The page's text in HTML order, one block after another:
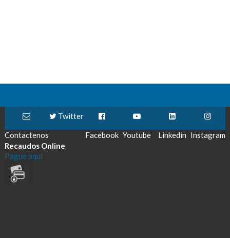
Contactenos
Twitter
Facebook Youtube Linkedin Instagram
Recaudos Online
Pague aquí